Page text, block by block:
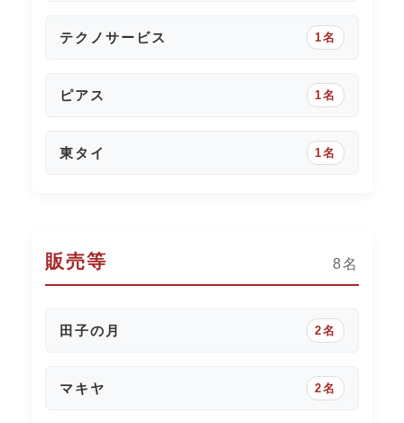
テクノサービス 1名
ピアス 1名
東タイ 1名
販売等 8名
田子の月 2名
マキヤ 2名